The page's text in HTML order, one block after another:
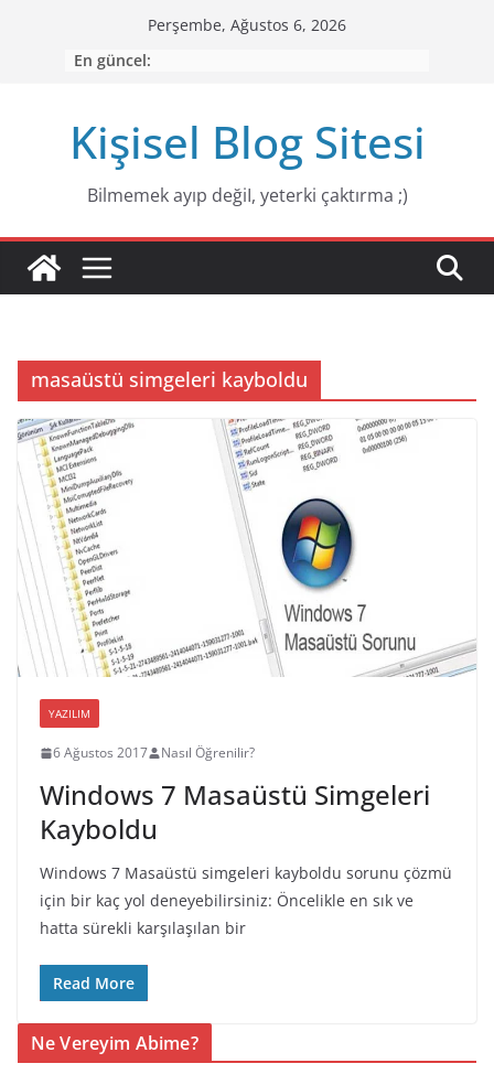
Perşembe, Ağustos 6, 2026
En güncel:
Kişisel Blog Sitesi
Bilmemek ayıp değiI, yeterki çaktırma ;)
masaüstü simgeleri kayboldu
YAZILIM
6 Ağustos 2017 Nasıl Öğrenilir?
Windows 7 Masaüstü Simgeleri
Kayboldu
Windows 7 Masaüstü simgeleri kayboldu sorunu çözmü
için bir kaç yol deneyebilirsiniz: Öncelikle en sık ve
hatta sürekli karşılaşılan bir
Read More
Ne Vereyim Abime?